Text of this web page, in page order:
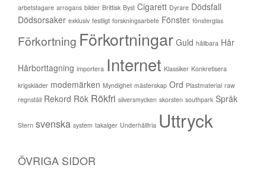
arbetstagare arrogans bilder Brittisk Byst Cigarett Dyrare Dödsfall
Dödsorsaker exklusiv festligt forskningsarbete Fönster fönsterglas
Förkortning Förkortningar Guld hållbara Hår
Hårborttagning importera Internet Klassiker Konkretisera
krigskläder modemärken Myndighet mästerskap Ord Plastmaterial raw
regnställ Rekord Rök Rökfri silversmycken skorsten southpark Språk
Stern svenska system takalger Underhållfria Uttryck
ÖVRIGA SIDOR